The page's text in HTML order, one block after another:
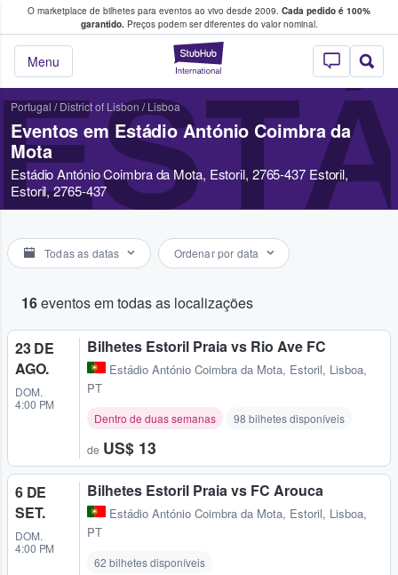
O marketplace de bilhetes para eventos ao vivo desde 2009. Cada pedido é 100%
garantido.Preços podem ser diferentes do valor nominal.
StubHub – onde
Menu
fãs compram e vendem bilhetes
Portugal / District of Lisbon / Lisboa
Eventos em Estádio António Coimbra da
Mota
Estádio António Coimbra da Mota, Estoril, 2765-437 Estoril,
Estoril, 2765-437
Todas as datas Ordenar por data
16eventos em todas as localizações
23 DE
AGO.
DOM.
4:00 PM
Bilhetes Estoril Praia vs Rio Ave FC
Estádio António Coimbra da Mota, Estoril, Lisboa,
PT
Dentro de duas semanas 98 bilhetes disponíveis
de US$ 13
6 DE
SET.
DOM.
4:00 PM
Bilhetes Estoril Praia vs FC Arouca
Estádio António Coimbra da Mota, Estoril, Lisboa,
PT
62 bilhetes disponíveis